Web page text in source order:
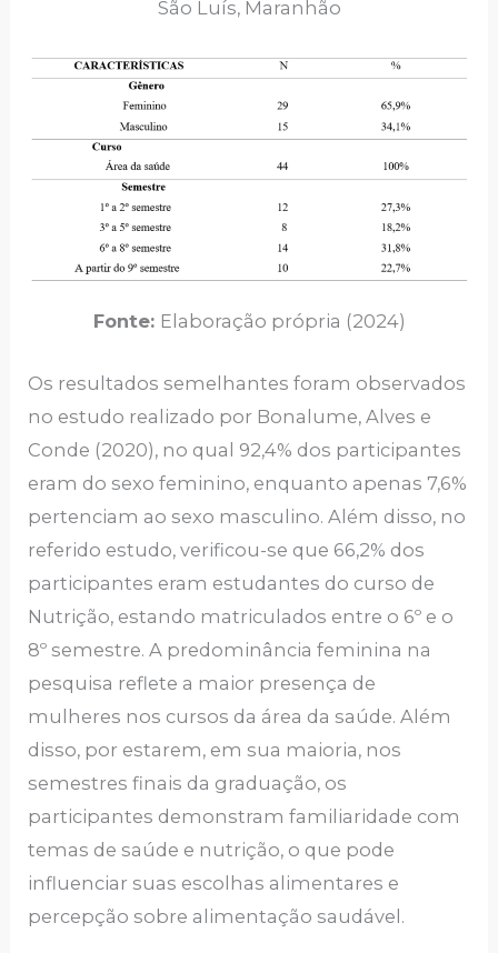
São Luís, Maranhão
Fonte: Elaboração própria (2024)
Os resultados semelhantes foram observados
no estudo realizado por Bonalume, Alves e
Conde (2020), no qual 92,4% dos participantes
eram do sexo feminino, enquanto apenas 7,6%
pertenciam ao sexo masculino. Além disso, no
referido estudo, verificou-se que 66,2% dos
participantes eram estudantes do curso de
Nutrição, estando matriculados entre o 6º e o
8º semestre. A predominância feminina na
pesquisa reflete a maior presença de
mulheres nos cursos da área da saúde. Além
disso, por estarem, em sua maioria, nos
semestres finais da graduação, os
participantes demonstram familiaridade com
temas de saúde e nutrição, o que pode
influenciar suas escolhas alimentares e
percepção sobre alimentação saudável.